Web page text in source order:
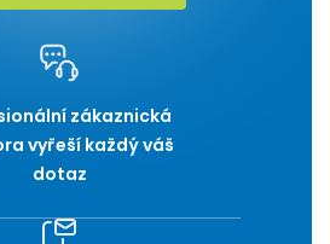
zákaznická
vyřeší každý váš
dotaz